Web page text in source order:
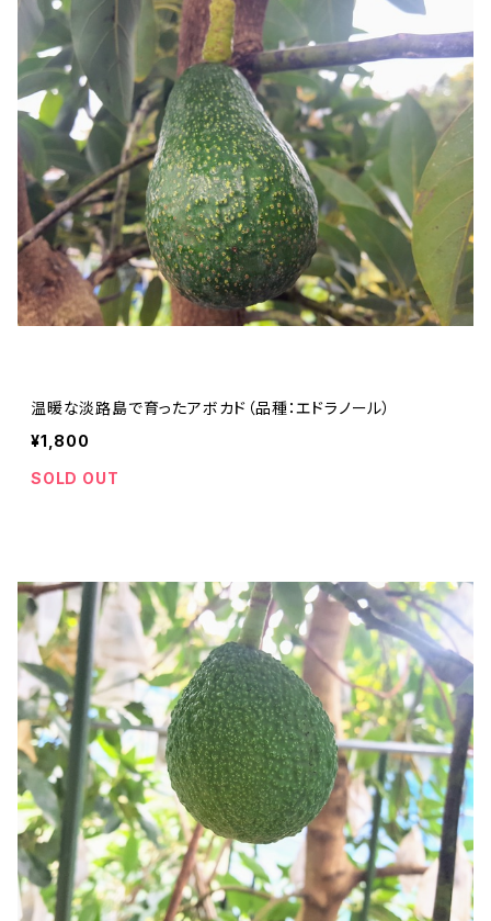
温暖な淡路島で育ったアボカド（品種：エドラノール）
¥1,800
SOLD OUT